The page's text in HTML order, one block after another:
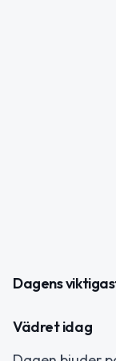
Dagens
Vädret idag